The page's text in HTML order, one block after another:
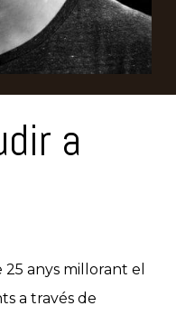
a
anys millorant el
a través de